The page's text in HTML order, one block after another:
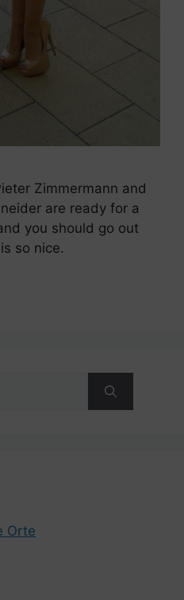
Zimmermann and
are ready for a
you should go out
so nice.
Orte